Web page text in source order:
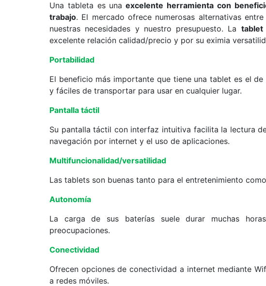
Una tableta es una excelente herramienta con
trabajo. El mercado ofrece numerosas alternativas
nuestras necesidades y nuestro presupuesto. La
excelente relación calidad/precio y por su eximia
Portabilidad
El beneficio más importante que tiene una tablet es el
y fáciles de transportar para usar en cualquier lugar.
Pantalla táctil
Su pantalla táctil con interfaz intuitiva facilita la lectura
navegación por internet y el uso de aplicaciones.
Multifuncionalidad/versatilidad
Las tablets son buenas tanto para el entretenimiento
Autonomía
La carga de sus baterías suele durar muchas
preocupaciones.
Conectividad
Ofrecen opciones de conectividad a internet mediante
a redes móviles.